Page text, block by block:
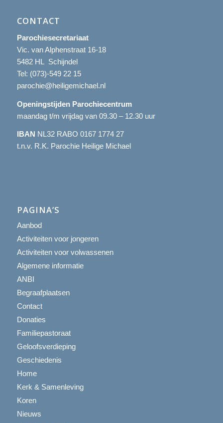
CONTACT
Parochiesecretariaat
Vic. van Alphenstraat 16-18
5482 HL Schijndel
Tel: (073)-549 22 15
parochie@heiligemichael.nl
Openingstijden Parochiecentrum
maandag t/m vrijdag van 09.30 – 12.30 uur
IBAN NL32 RABO 0167 1774 27
t.n.v. R.K. Parochie Heilige Michael
PAGINA’S
Aanbod
Activiteiten voor jongeren
Activiteiten voor volwassenen
Algemene informatie
ANBI
Begraafplaatsen
Contact
Donaties
Familiepastoraat
Geloofsverdieping
Geschiedenis
Home
Kerk & Samenleving
Koren
Nieuws